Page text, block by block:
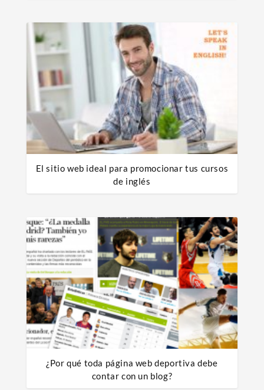
El sitio web ideal para promocionar tus cursos
de inglés
¿Por qué toda página web deportiva debe
contar con un blog?